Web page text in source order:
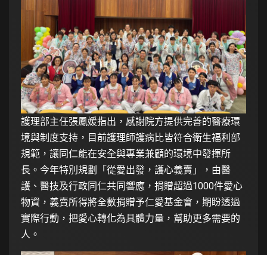
護理部主任張鳳媛指出，感謝院方提供完善的醫療環
境與制度支持，目前護理師護病比皆符合衛生福利部
規範，讓同仁能在安全與專業兼顧的環境中發揮所
長。今年特別規劃「從愛出發，護心義賣」，由醫
護、醫技及行政同仁共同響應，捐贈超過1000件愛心
物資，義賣所得將全數捐贈予仁愛基金會，期盼透過
實際行動，把愛心轉化為具體力量，幫助更多需要的
人。